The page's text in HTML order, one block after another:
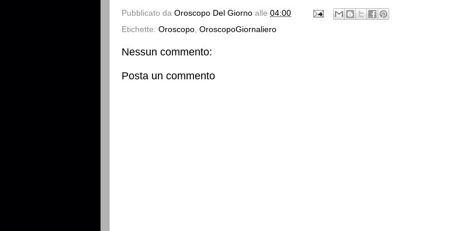
Pubblicato da Oroscopo Del Giorno alle 04:00
Etichette: Oroscopo OroscopoGiornaliero
Nessun commento:
Posta un commento